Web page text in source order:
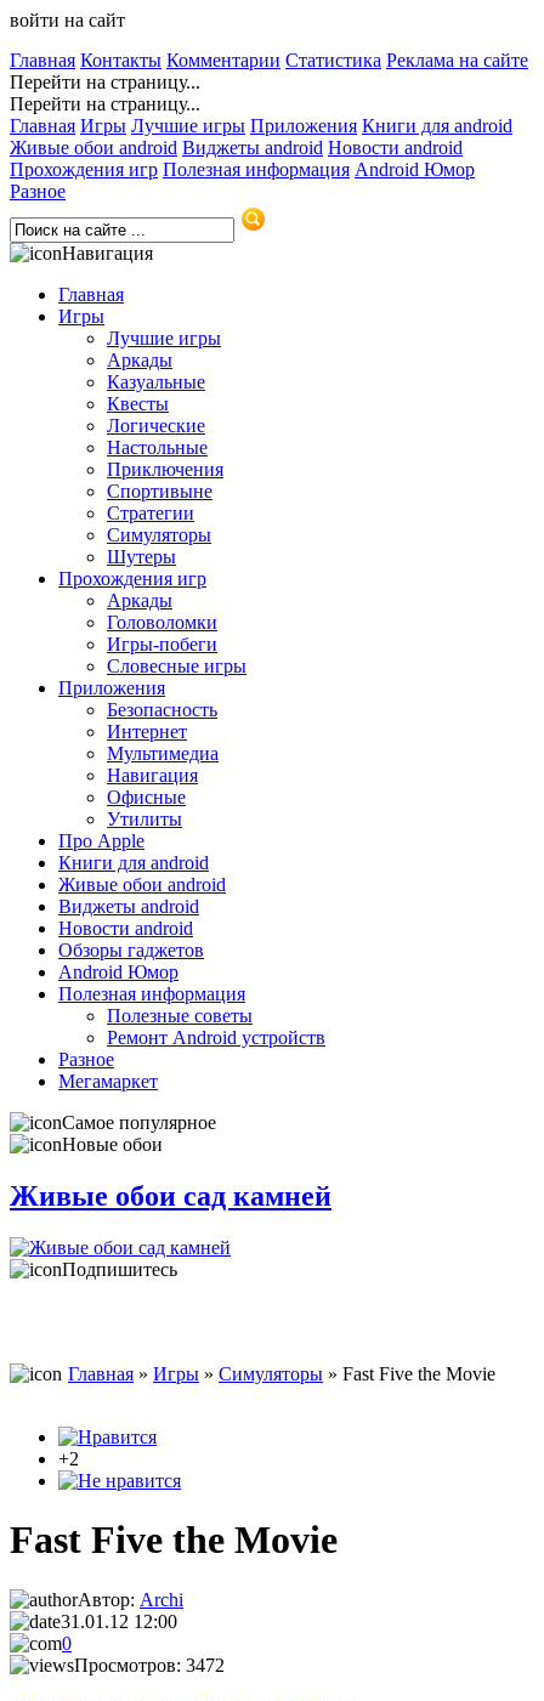
войти на сайт
Главная Контакты Комментарии Статистика Реклама на сайте
Перейти на страницу...
Перейти на страницу...
Главная Игры Лучшие игры Приложения Книги для android
Живые обои android Виджеты android Новости android
Прохождения игр Полезная информация Android Юмор
Разное
Навигация
Главная
Игры
Лучшие игры
Аркады
Казуальные
Квесты
Логические
Настольные
Приключения
Спортивыне
Стратегии
Симуляторы
Шутеры
Прохождения игр
Аркады
Головоломки
Игры-побеги
Словесные игры
Приложения
Безопасность
Интернет
Мультимедиа
Навигация
Офисные
Утилиты
Про Apple
Книги для android
Живые обои android
Виджеты android
Новости android
Обзоры гаджетов
Android Юмор
Полезная информация
Полезные советы
Ремонт Android устройств
Разное
Мегамаркет
Самое популярное
Новые обои
Живые обои сад камней
Подпишитесь
Главная » Игры » Симуляторы » Fast Five the Movie
+2
Fast Five the Movie
Автор: Archi
31.01.12 12:00
0
Просмотров: 3472